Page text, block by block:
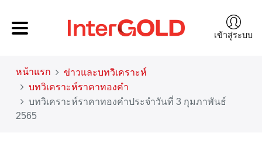
เข้าสู่ระบบ
หน้าแรก
ข่าวและบทวิเคราะห์
บทวิเคราะห์ราคาทองคำ
บทวิเคราะห์ราคาทองคำประจำวันที่ 3 กุมภาพันธ์
2565